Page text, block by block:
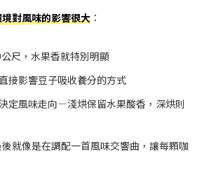
對風味的影響很大 ：
尺，水果香就特別明顯
接影響豆子吸收養分的方式
定風味走向—淺烘保留水果酸香，深烘則
就像是在調配一首風味交響曲，讓每顆咖